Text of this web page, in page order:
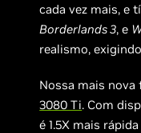
cada vez mais, e
Borderlands 3, e
realismo,
Nossa mais nova
3080 Ti. Com
é 1.5X mais